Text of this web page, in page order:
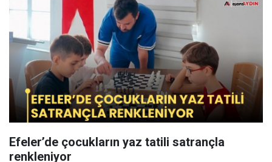
Efeler’de çocukların yaz tatili satrançla
renkleniyor